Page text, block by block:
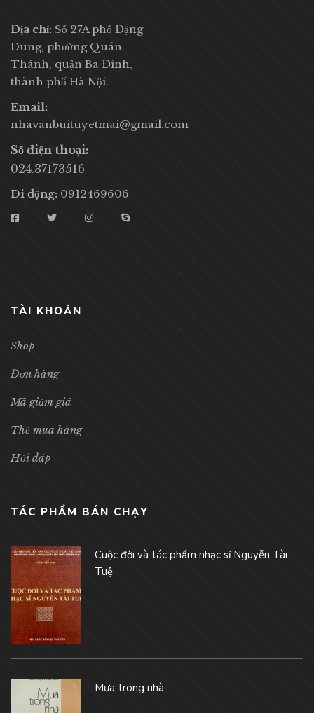
Địa chỉ: Số 27A phố Đặng
Dung, phường Quán
Thánh, quận Ba Đình,
thành phố Hà Nội.
Email:
nhavanbuituyetmai@gmail.com
Số điện thoại:
024.37173516
Di động: 0912469606
TÀI KHOẢN
Shop
Đơn hàng
Mã giảm giá
Thẻ mua hàng
Hỏi đáp
TÁC PHẨM BÁN CHẠY
Cuộc đời và tác phẩm nhạc sĩ Nguyễn Tài
Tuệ
Mưa trong nhà